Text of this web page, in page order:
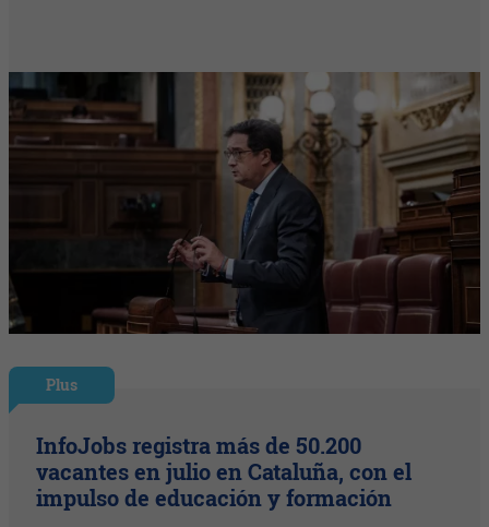
Plus
InfoJobs registra más de 50.200
vacantes en julio en Cataluña, con el
impulso de educación y formación